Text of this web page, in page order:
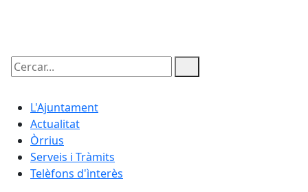
Cercar:
L'Ajuntament
Actualitat
Òrrius
Serveis i Tràmits
Telèfons d'ìnterès